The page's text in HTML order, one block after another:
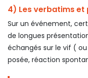
4) Les verbatims et
Sur un événement,
de longues
échangés sur le vif (
posée, réaction